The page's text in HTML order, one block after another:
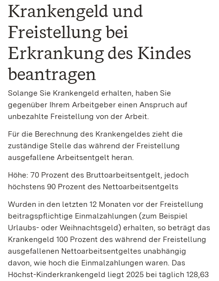
Krankengeld und
Freistellung bei
Erkrankung des Kindes
beantragen
Solange Sie Krankengeld erhalten, haben Sie
gegenüber Ihrem Arbeitgeber einen Anspruch auf
unbezahlte Freistellung von der Arbeit.
Für die Berechnung des Krankengeldes zieht die
zuständige Stelle das während der Freistellung
ausgefallene Arbeitsentgelt heran.
Höhe: 70 Prozent des Bruttoarbeitsentgelt, jedoch
höchstens 90 Prozent des Nettoarbeitsentgelts
Wurden in den letzten 12 Monaten vor der Freistellung
beitragspflichtige Einmalzahlungen (zum Beispiel
Urlaubs- oder Weihnachtsgeld) erhalten, so beträgt das
Krankengeld 100 Prozent des während der Freistellung
ausgefallenen Nettoarbeitsentgeltes unabhängig
davon, wie hoch die Einmalzahlungen waren. Das
Höchst-Kinderkrankengeld liegt 2025 bei täglich 128,63